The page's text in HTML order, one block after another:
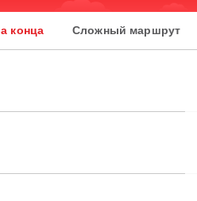
конца Сложный маршрут